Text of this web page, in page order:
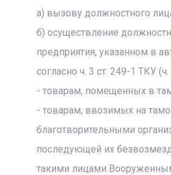
а) вызову должностного
б) осуществление
предприятия, указанном в
согласно ч. 3 ст. 249-1 ТКУ
- товарам, помещенных в
- товарам, ввозимых на
благотворительными
последующей их
такими лицами